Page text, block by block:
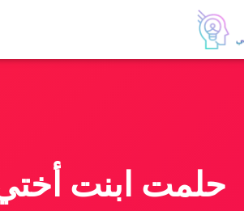
حلمت ابنت